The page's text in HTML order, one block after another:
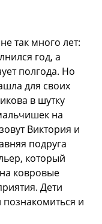
так много лет:
год, а
полгода. Но
для своих
в шутку
на
Виктория и
подруга
который
ковровые
Дети
и